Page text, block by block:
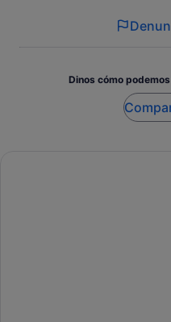
Dinos cómo